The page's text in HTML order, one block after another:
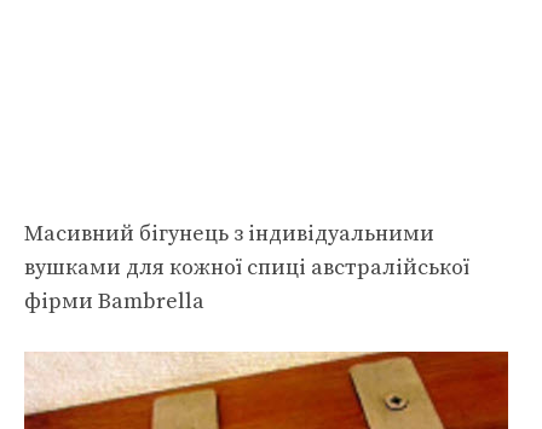
Масивний бігунець з індивідуальними
вушками для кожної спиці австралійської
фірми Bambrellа